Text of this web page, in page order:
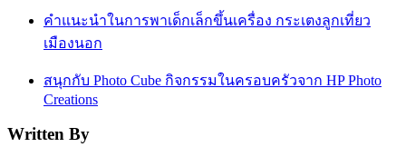
คำแนะนำในการพาเด็กเล็กขึ้นเครื่อง กระเตงลูกเที่ยว
เมืองนอก
สนุกกับ Photo Cube กิจกรรมในครอบครัวจาก HP Photo
Creations
Written By